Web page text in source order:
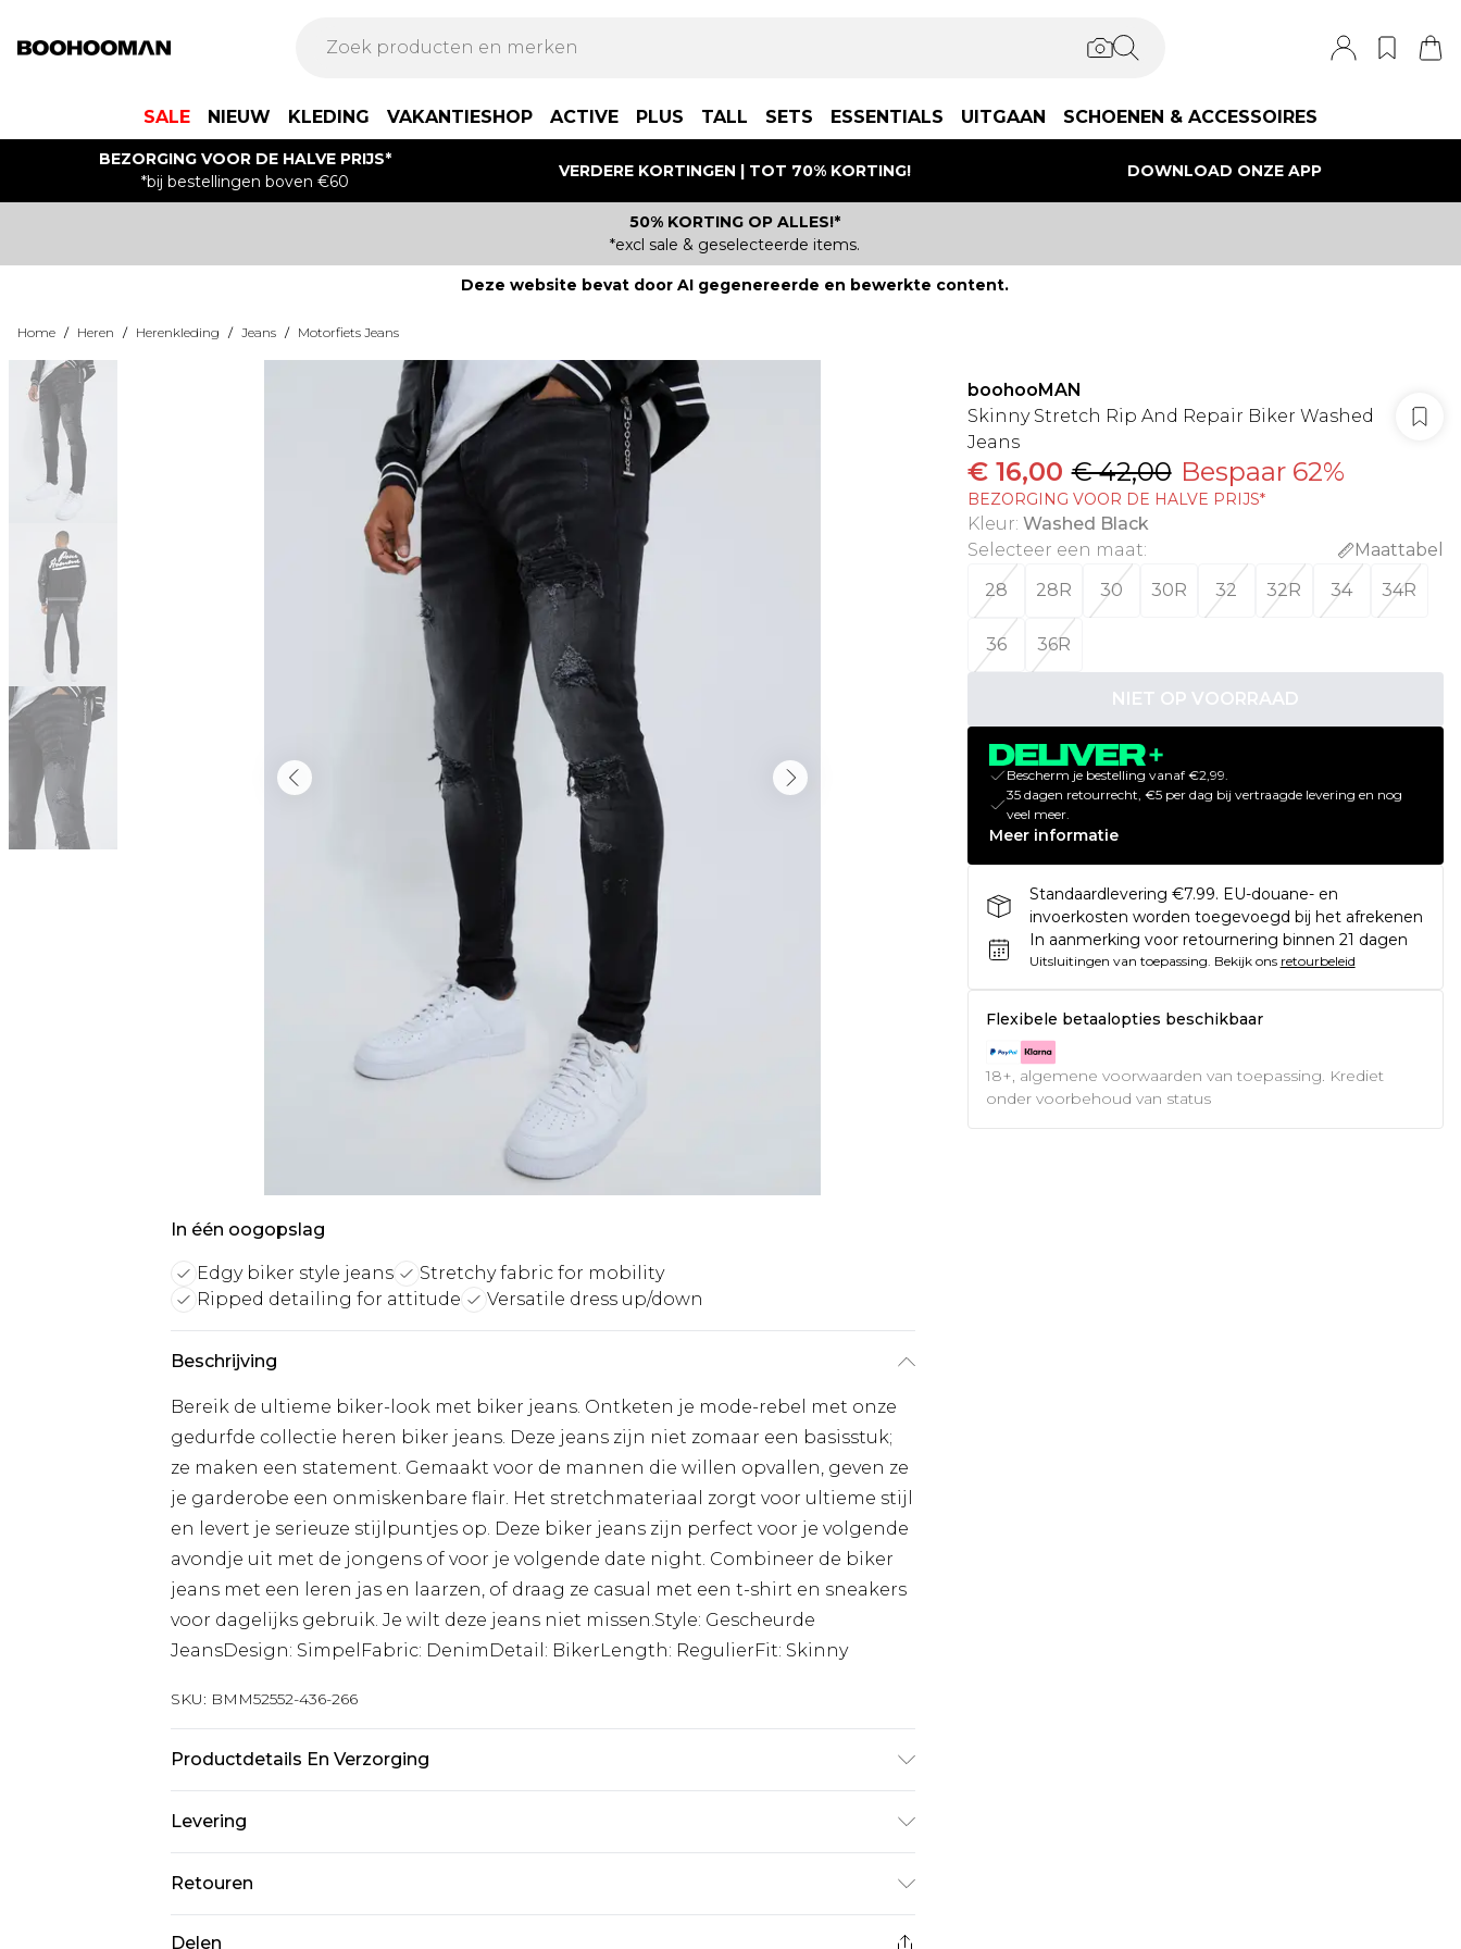
SALE NIEUW KLEDING VAKANTIESHOP ACTIVE PLUS TALL SETS ESSENTIALS UITGAAN SCHOENEN & ACCESSOIRES
BEZORGING VOOR DE HALVE PRIJS*
*bij bestellingen boven €60
VERDERE KORTINGEN | TOT 70% KORTING! DOWNLOAD ONZE APP
50% KORTING OP ALLES!*
*excl sale & geselecteerde items.
Deze website bevat door AI gegenereerde en bewerkte content.
Home / Heren / Herenkleding / Jeans / Motorfiets Jeans
In één oogopslag
Edgy biker style jeans
Stretchy fabric for mobility
Ripped detailing for attitude
Versatile dress up/down
Beschrijving
Bereik de ultieme biker-look met biker jeans. Ontketen je mode-rebel met onze
gedurfde collectie heren biker jeans. Deze jeans zijn niet zomaar een basisstuk;
ze maken een statement. Gemaakt voor de mannen die willen opvallen, geven ze
je garderobe een onmiskenbare flair. Het stretchmateriaal zorgt voor ultieme stijl
en levert je serieuze stijlpuntjes op. Deze biker jeans zijn perfect voor je volgende
avondje uit met de jongens of voor je volgende date night. Combineer de biker
jeans met een leren jas en laarzen, of draag ze casual met een t-shirt en sneakers
voor dagelijks gebruik. Je wilt deze jeans niet missen.Style: Gescheurde
JeansDesign: SimpelFabric: DenimDetail: BikerLength: RegulierFit: Skinny
SKU: BMM52552-436-266
Productdetails En Verzorging
Levering
Standaardlevering Nederland
€7.99
Expressdienst Nederland
€17.99
Retouren
Delen
boohooMAN
Skinny Stretch Rip And Repair Biker Washed
Jeans
€ 16,00 € 42,00 Bespaar 62%
BEZORGING VOOR DE HALVE PRIJS*
Kleur: Washed Black
Selecteer een maat:
Maattabel
28
28R 30 30R 32 32R 34 34R
36 36R
NIET OP VOORRAAD
Bescherm je bestelling vanaf €2,99.
35 dagen retourrecht, €5 per dag bij vertraagde levering en nog
veel meer.
Meer informatie
Standaardlevering €7.99. EU-douane- en
invoerkosten worden toegevoegd bij het afrekenen
In aanmerking voor retournering binnen 21 dagen
Uitsluitingen van toepassing. Bekijk ons retourbeleid
Flexibele betaalopties beschikbaar
18+, algemene voorwaarden van toepassing. Krediet
onder voorbehoud van status